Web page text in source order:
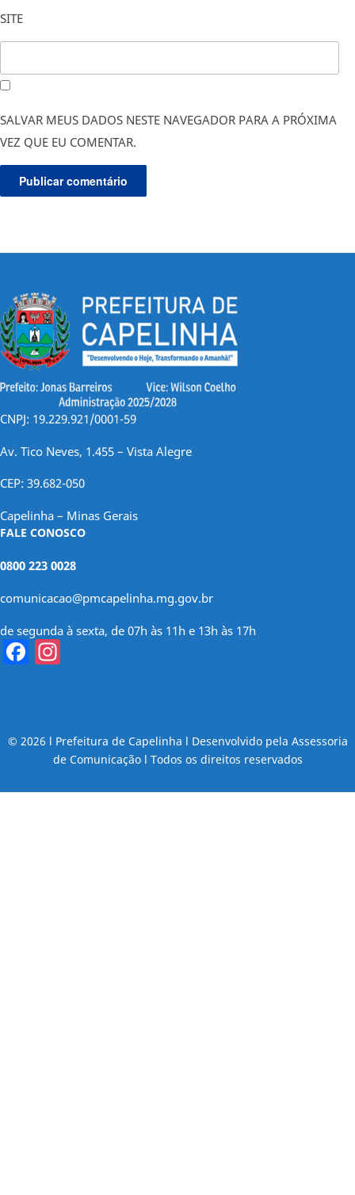
SITE
SALVAR MEUS DADOS NESTE NAVEGADOR PARA A PRÓXIMA
VEZ QUE EU COMENTAR.
CNPJ: 19.229.921/0001-59
Av. Tico Neves, 1.455 – Vista Alegre
CEP: 39.682-050
Capelinha – Minas Gerais
FALE CONOSCO
0800 223 0028
comunicacao@pmcapelinha.mg.gov.br
de segunda à sexta, de 07h às 11h e 13h às 17h
Facebook
© 2026 l Prefeitura de Capelinha l Desenvolvido pela Assessoria
de Comunicação l Todos os direitos reservados